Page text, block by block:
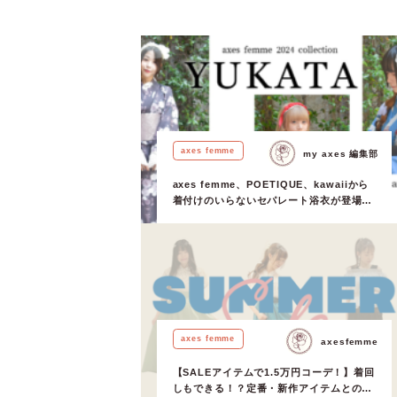
axes femme
axes femme、POETIQUE、kawaiiから
着付けのいらないセパレート浴衣が登場♡
my axes 編集部
axes femme
【SALEアイテムで1.5万円コーデ！】着回
しもできる！？定番・新作アイテムとの組
axesfemme